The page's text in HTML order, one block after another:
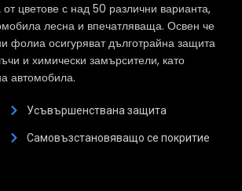
цветове с над 50 различни варианта,
лесна и впечатляваща. Освен че
фолиа осигуряват дълготрайна защита
и химически замърсители, като
автомобила.
Усъвършенствана защита
Самовъзстановяващо се покритие